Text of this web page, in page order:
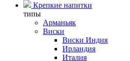
Крепкие напитки
типы
Арманьяк
Виски
Виски Индия
Ирландия
Италия